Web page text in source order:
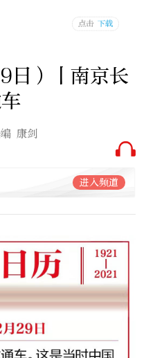
日）丨南京长
康剑
进入频道